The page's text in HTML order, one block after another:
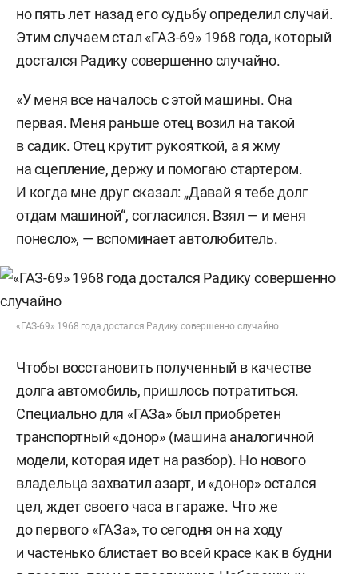
но пять лет назад его судьбу определил случай.
Этим случаем стал «ГАЗ-69» 1968 года, который
достался Радику совершенно случайно.
«У меня все началось с этой машины. Она
первая. Меня раньше отец возил на такой
в садик. Отец крутит рукояткой, а я жму
на сцепление, держу и помогаю стартером.
И когда мне друг сказал: „Давай я тебе долг
отдам машиной“, согласился. Взял — и меня
понесло», — вспоминает автолюбитель.
«ГАЗ-69» 1968 года достался Радику совершенно случайно
Чтобы восстановить полученный в качестве
долга автомобиль, пришлось потратиться.
Специально для «ГАЗа» был приобретен
транспортный «донор» (машина аналогичной
модели, которая идет на разбор). Но нового
владельца захватил азарт, и «донор» остался
цел, ждет своего часа в гараже. Что же
до первого «ГАЗа», то сегодня он на ходу
и частенько блистает во всей красе как в будни